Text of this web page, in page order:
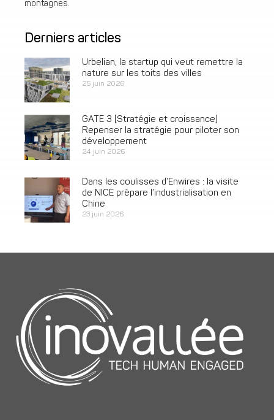
montagnes.
Derniers articles
Urbelian, la startup qui veut remettre la
nature sur les toits des villes
25 juin 2026
GATE 3 [Stratégie et croissance]
Repenser la stratégie pour piloter son
développement
24 juin 2026
Dans les coulisses d’Enwires : la visite
de NICE prépare l’industrialisation en
Chine
23 juin 2026